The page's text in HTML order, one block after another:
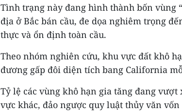
Tình trạng này đang hình thành bốn vùng
địa ở Bắc bán cầu, đe dọa nghiêm trọng
thực và ổn định toàn cầu.
Theo nhóm nghiên cứu, khu vực đất khô
đương gấp đôi diện tích bang California
Tỷ lệ các vùng khô hạn gia tăng đang
vực khác, đảo ngược quy luật thủy văn